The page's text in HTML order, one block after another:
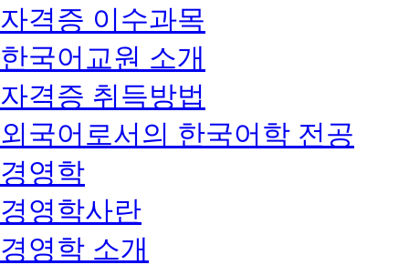
자격증 이수과목
한국어교원 소개
자격증 취득방법
외국어로서의 한국어학 전공
경영학
경영학사란
경영학 소개